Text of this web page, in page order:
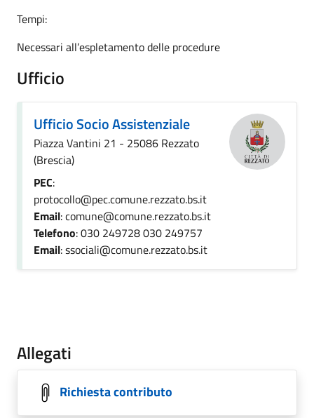
Tempi:
Necessari all’espletamento delle procedure
Ufficio
Ufficio Socio Assistenziale
Piazza Vantini 21 - 25086 Rezzato
(Brescia)
PEC:
protocollo@pec.comune.rezzato.bs.it
Email: comune@comune.rezzato.bs.it
Telefono: 030 249728 030 249757
Email: ssociali@comune.rezzato.bs.it
Allegati
Richiesta contributo